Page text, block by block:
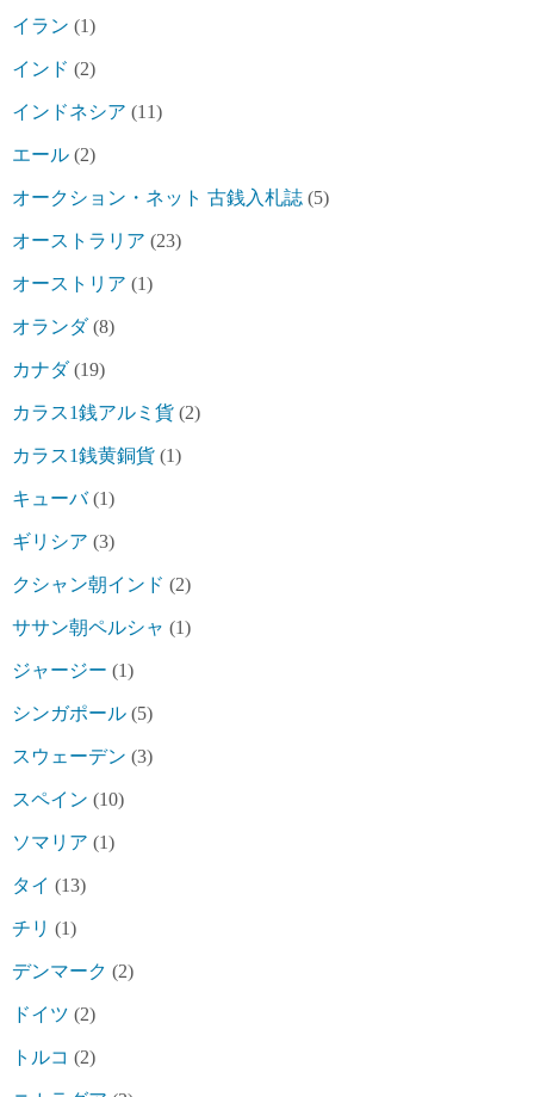
イラン (1)
インド (2)
インドネシア (11)
エール (2)
オークション・ネット 古銭入札誌 (5)
オーストラリア (23)
オーストリア (1)
オランダ(8)
カナダ(19)
カラス1銭アルミ貨 (2)
カラス1銭黄銅貨 (1)
キューバ(1)
ギリシア (3)
クシャン朝インド (2)
ササン朝ペルシャ (1)
ジャージー (1)
シンガポール (5)
スウェーデン (3)
スペイン (10)
ソマリア (1)
タイ (13)
チリ (1)
デンマーク (2)
ドイツ (2)
トルコ (2)